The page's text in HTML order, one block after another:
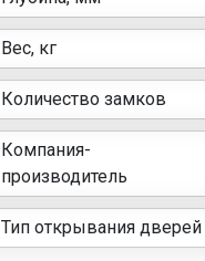
Вес, кг
Количество замков
Компания-
производитель
Тип открывания дверей